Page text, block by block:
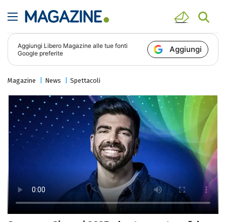
Aggiungi Libero Magazine alle tue fonti
Google preferite
Aggiungi
Magazine News Spettacoli